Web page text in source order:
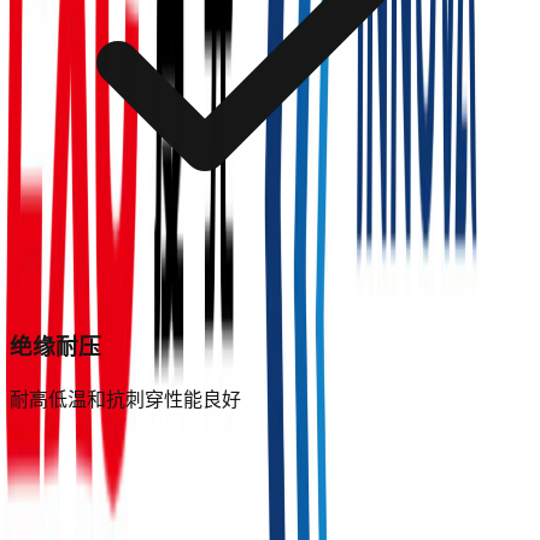
绝缘耐压
耐高低温和抗刺穿性能良好